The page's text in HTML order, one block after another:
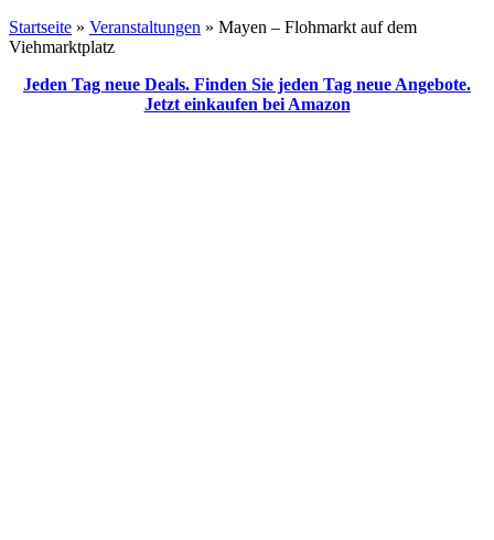
Startseite » Veranstaltungen » Mayen – Flohmarkt auf dem
Viehmarktplatz
Jeden Tag neue Deals. Finden Sie jeden Tag neue Angebote.
Jetzt einkaufen bei Amazon